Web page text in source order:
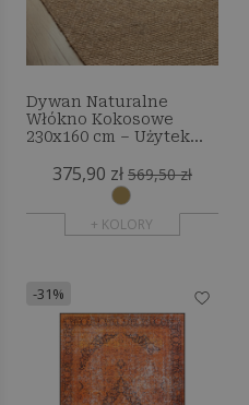
Dywan Naturalne
Włókno Kokosowe
230x160 cm – Użytek
Zewnętrzny – Yuren
375,90 zł 569,50 zł
+ KOLORY
-31%